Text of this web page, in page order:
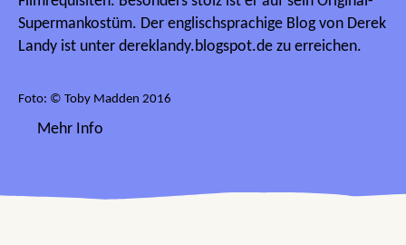
Supermankostüm. Der englischsprachige Blog von Derek
Landy ist unter dereklandy.blogspot.de zu erreichen.
Foto: © Toby Madden 2016
Mehr Info